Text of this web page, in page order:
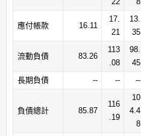
應付帳款 16.11
17.
21
13.
35
流動負債 83.26
113
.08
98.
45
長期負債
-- -- --
負債總計 85.87
116
.19
10
4.4
8